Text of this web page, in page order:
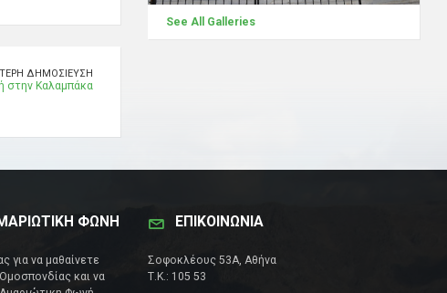
ΔΗΜΟΣΊΕΥΣΗ
στην Καλαμπάκα
See All Galleries
ΦΩΝΗ
για να μαθαίνετε
και να
ΕΠΙΚΟΙΝΩΝΊΑ
Σοφοκλέους 53Α, Αθήνα
Τ.Κ.: 105 53